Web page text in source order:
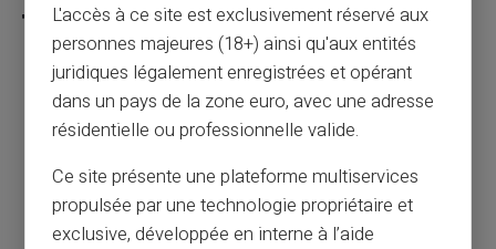
La carte prépayée : un outil efficace pour
gérer les dépenses familiales
Article précédent
L'accès à ce site est exclusivement réservé aux
personnes majeures (18+) ainsi qu'aux entités
juridiques légalement enregistrées et opérant
dans un pays de la zone euro, avec une adresse
résidentielle ou professionnelle valide.
Ce site présente une plateforme multiservices
propulsée par une technologie propriétaire et
exclusive, développée en interne à l’aide